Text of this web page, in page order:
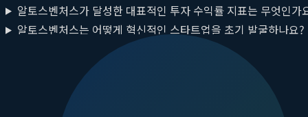
알토스벤처스가 달성한 대표적인 투자 수익률 지표는 무엇인가
알토스벤처스는 어떻게 혁신적인 스타트업을 초기 발굴하나요?
글로벌 출자자들이 알토스벤처스를 신뢰하는 주된 이유는 무엇
알토스벤처스의 투자 전략은 다른 VC와 어떻게 다른가요?